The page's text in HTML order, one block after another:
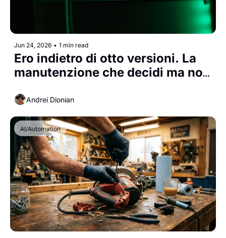
Jun 24, 2026 • 1 min read
Ero indietro di otto versioni. La
manutenzione che decidi ma non
Andrei Dionian
AI/Automation